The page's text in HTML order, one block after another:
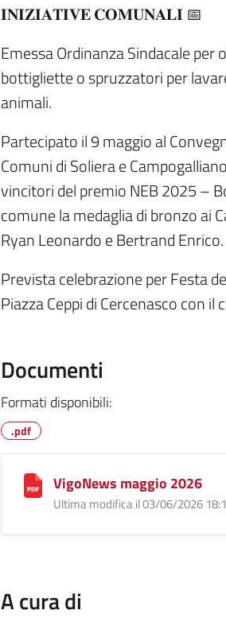
𝐈𝐍𝐈𝐙𝐈𝐀𝐓𝐈𝐕𝐄 𝐂𝐎𝐌𝐔𝐍𝐀𝐋𝐈 📅
Emessa Ordinanza Sindacale per
bottigliette o spruzzatori per
animali.
Partecipato il 9 maggio al
Comuni di Soliera e
vincitori del premio NEB 2025 –
comune la medaglia di bronzo ai
Ryan Leonardo e Bertrand Enrico.
Prevista celebrazione per Festa
Piazza Ceppi di Cercenasco con il
Documenti
Formati disponibili:
.pdf
VigoNews maggio 2026
Ultima modifica il 03/06/2026
A cura di